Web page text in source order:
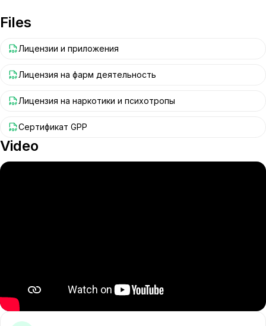
Files
Лицензии и приложения
Лицензия на фарм деятельность
Лицензия на наркотики и психотропы
Сертификат GPP
Video